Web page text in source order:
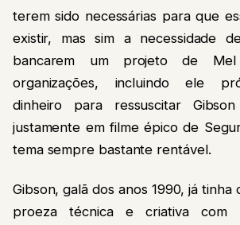
terem sido necessárias para que
existir, mas sim a necessidade
bancarem um projeto de Mel
organizações, incluindo ele
dinheiro para ressuscitar
justamente em filme épico de
tema sempre bastante rentável.
Gibson, galã dos anos 1990, já tinha
proeza técnica e criativa com